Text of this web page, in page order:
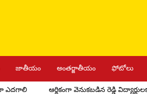
జాతీయం అంతర్జాతీయం ఫోటోలు
ఆర్థికంగా వెనుకబడిన రెడ్డి విద్యార్థులకు అవర్